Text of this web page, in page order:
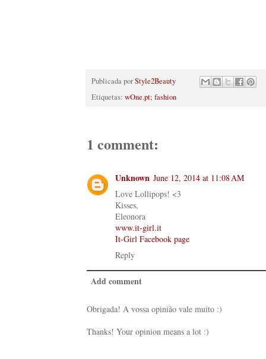
Publicada porStyle2Beauty
Etiquetas: wOne.pt; fashion
1 comment:
Unknown June 12, 2014 at 11:08 AM
Love Lollipops! <3
Kisses,
Eleonora
www.it-girl.it
It-Girl Facebook page
Reply
Add comment
Obrigada! A vossa opinião vale muito :)
Thanks! Your opinion means a lot :)